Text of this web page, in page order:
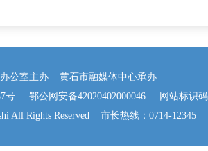
公室主办 黄石市融媒体中心承办
号
鄂公网安备42020402000046 网站标识码
All Rights Reserved 市长热线：0714-12345